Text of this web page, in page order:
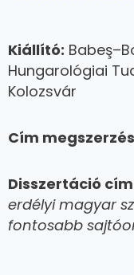
Kiállító:
Hungarológiai
Kolozsvár
Cím
Disszertáció
erdélyi magyar
fontosabb